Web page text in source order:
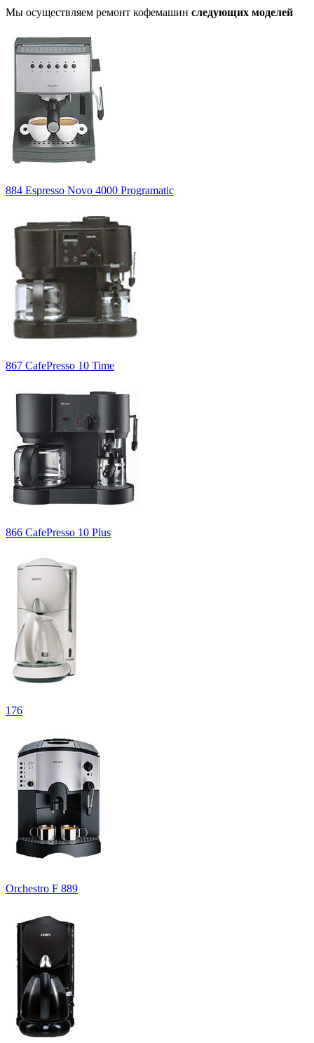
Мы осуществляем ремонт кофемашин следующих моделей
884 Espresso Novo 4000 Programatic
867 CafePresso 10 Time
866 CafePresso 10 Plus
176
Orchestro F 889